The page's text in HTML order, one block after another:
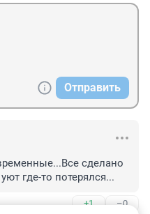
Отправить
сделано
где-то потерялся...
+1 –0